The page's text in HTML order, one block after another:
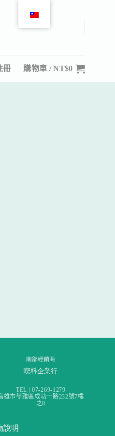
冊 購物車 /NT$0
南部經銷商
喫料企業行
TEL | 07-269-1279
雄市苓雅區成功一路232號7樓
之8
說明